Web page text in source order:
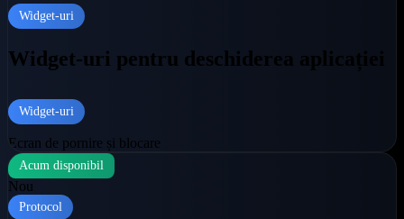
Widget-uri
Widget-uri pentru deschiderea aplicației
Widget-uri
Ecran de pornire și blocare
Acum disponibil
Nou
Protocol